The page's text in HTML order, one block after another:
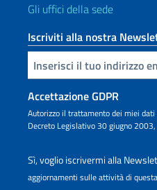
Gli uffici della sede
Iscriviti alla nostra
Inserisci la tua email
Accettazione GDPR
Autorizzo il trattamento dei miei dati
Decreto Legislativo 30 giugno
Sì, voglio iscrivermi alla
aggiornamenti sulle attività di